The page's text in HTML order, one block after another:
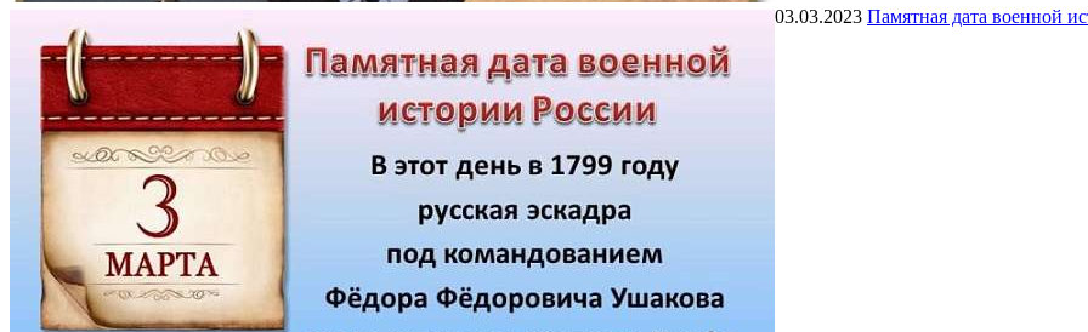
03.03.2023 Памятная дата военной